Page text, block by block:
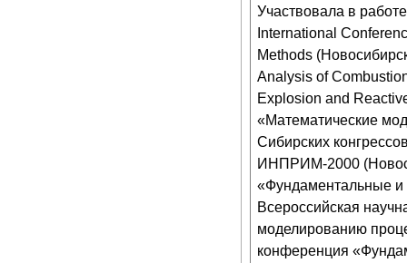
Участвовала в
International
Methods
Analysis of
Explosion and
«Математические
Сибирских
ИНПРИМ-2000
«Фундаментальные и
Всероссийская
моделированию
конференция